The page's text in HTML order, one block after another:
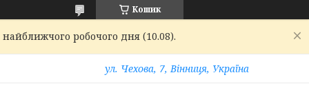
Кошик
робочого дня (10.08).
ул. Чехова, 7, Вінниця, Україна